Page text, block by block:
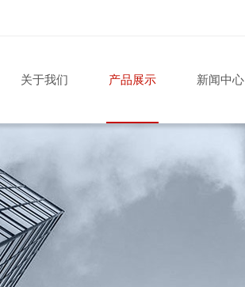
关于我们 产品展示 新闻中心